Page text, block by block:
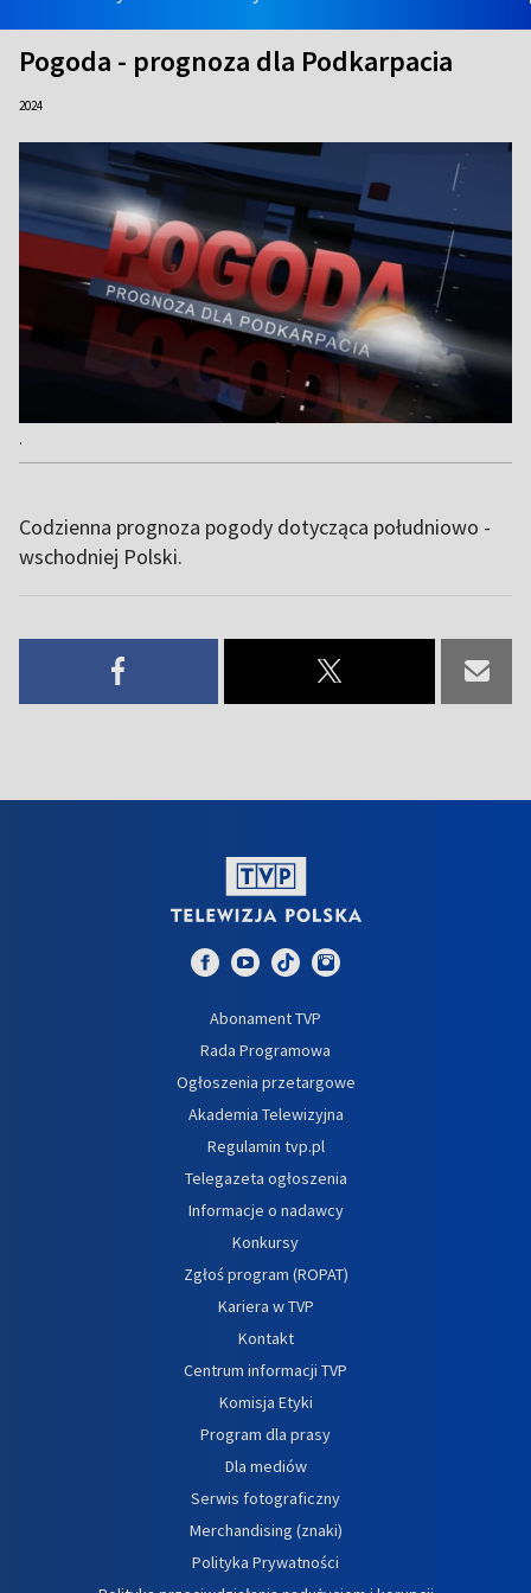
Pogoda - prognoza dla Podkarpacia
2024
.
Codzienna prognoza pogody dotycząca południowo -
wschodniej Polski.
Abonament TVP
Rada Programowa
Ogłoszenia przetargowe
Akademia Telewizyjna
Regulamin tvp.pl
Telegazeta ogłoszenia
Informacje o nadawcy
Konkursy
Zgłoś program (ROPAT)
Kariera w TVP
Kontakt
Centrum informacji TVP
Komisja Etyki
Program dla prasy
Dla mediów
Serwis fotograficzny
Merchandising (znaki)
Polityka Prywatności